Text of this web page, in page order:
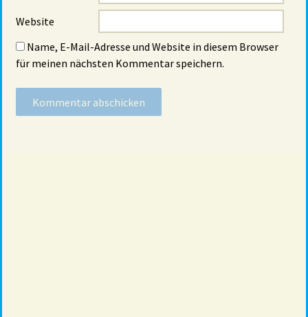
Website
Name, E-Mail-Adresse und Website in diesem Browser
für meinen nächsten Kommentar speichern.